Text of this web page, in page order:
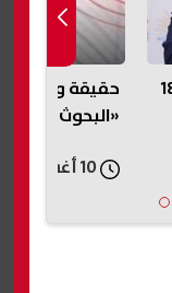
«التبرعات
بهية تصدر